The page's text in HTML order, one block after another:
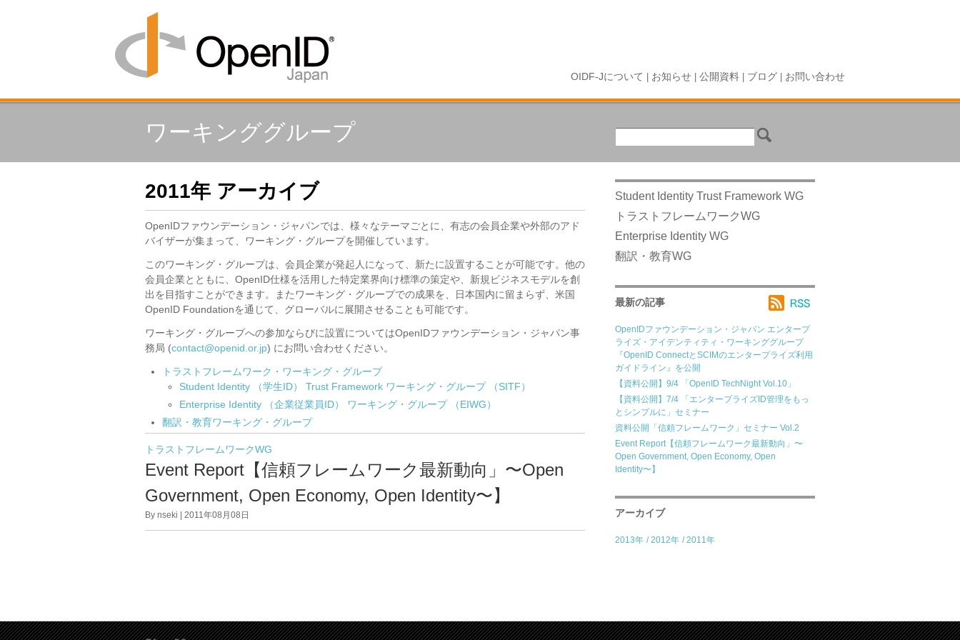
OIDF-Jについて お知らせ 公開資料 ブログ お問い合わせ
ワーキンググループ
2011年 アーカイブ
OpenIDファウンデーション・ジャパンでは、様々なテーマごとに、有志の会員企業や外部のアド
バイザーが集まって、ワーキング・グループを開催しています。
このワーキング・グループは、会員企業が発起人になって、新たに設置することが可能です。他の
会員企業とともに、OpenID仕様を活用した特定業界向け標準の策定や、新規ビジネスモデルを創
出を目指すことができます。またワーキング・グループでの成果を、日本国内に留まらず、米国
OpenID Foundationを通じて、グローバルに展開させることも可能です。
ワーキング・グループへの参加ならびに設置についてはOpenIDファウンデーション・ジャパン事
務局 (contact@openid.or.jp) にお問い合わせください。
トラストフレームワーク・ワーキング・グループ
Student Identity （学生ID） Trust Framework ワーキング・グループ （SITF）
Enterprise Identity （企業従業員ID） ワーキング・グループ （EIWG）
翻訳・教育ワーキング・グループ
トラストフレームワークWG
Event Report【信頼フレームワーク最新動向」〜Open
Government, Open Economy, Open Identity〜】
By nseki | 2011年08月08日
Student Identity Trust Framework WG
トラストフレームワークWG
Enterprise Identity WG
翻訳・教育WG
最新の記事
OpenIDファウンデーション・ジャパン エンタープ
ライズ・アイデンティティ・ワーキンググループ
『OpenID ConnectとSCIMのエンタープライズ利用
ガイドライン』を公開
【資料公開】9/4 「OpenID TechNight Vol.10」
【資料公開】7/4 「エンタープライズID管理をもっ
とシンプルに」セミナー
資料公開「信頼フレームワーク」セミナー Vol.2
Event Report【信頼フレームワーク最新動向」〜
Open Government, Open Economy, Open
Identity〜】
アーカイブ
2013年 /2012年 /2011年